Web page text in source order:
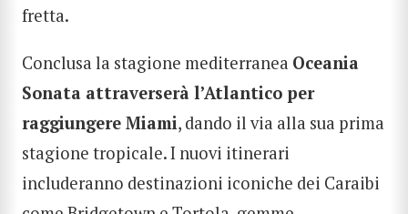
fretta.
Conclusa la stagione mediterranea Oceania
Sonata attraverserà l’Atlantico per
raggiungere Miami, dando il via alla sua prima
stagione tropicale. I nuovi itinerari
includeranno destinazioni iconiche dei Caraibi